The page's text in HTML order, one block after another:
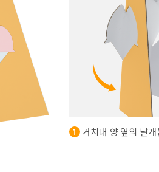
거치대 양 옆의 날